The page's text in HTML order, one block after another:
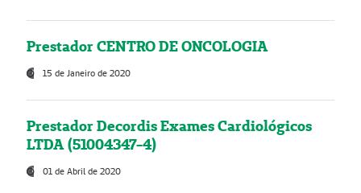
Prestador CENTRO DE ONCOLOGIA
15 de Janeiro de 2020
Prestador Decordis Exames Cardiológicos
LTDA (51004347-4)
01 de Abril de 2020